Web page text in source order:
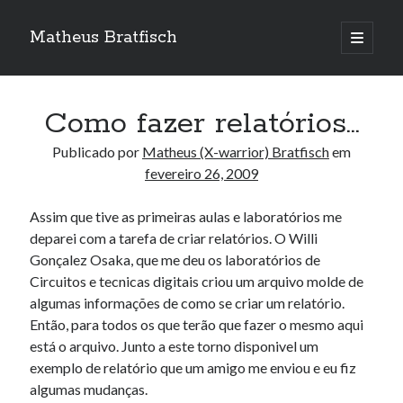
Matheus Bratfisch
abrir
o
Barra
Calendário
S T Q Q S S D
1
5
9 10 11 12 13 14 15
16 17 18 19 20 21 22
23 24 25 26 27 28
mar »
Como fazer relatórios…
Publicado por Matheus (X-warrior) Bratfischem
fevereiro 26, 2009
Assim que tive as primeiras aulas e laboratórios me
deparei com a tarefa de criar relatórios. O Willi
Gonçalez Osaka, que me deu os laboratórios de
Circuitos e tecnicas digitais criou um arquivo molde de
algumas informações de como se criar um relatório.
Então, para todos os que terão que fazer o mesmo aqui
está o arquivo. Junto a este torno disponivel um
exemplo de relatório que um amigo me enviou e eu fiz
algumas mudanças.